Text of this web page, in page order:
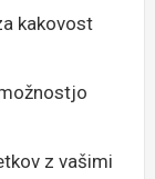
kakovost
z vašimi